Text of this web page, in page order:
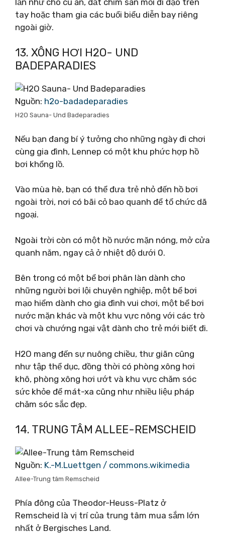
tay hoặc tham gia các buổi biểu diễn bay riêng
ngoài giờ.
13. XÔNG HƠI H2O- UND
BADEPARADIES
Nguồn: h2o-badadeparadies
H2O Sauna- Und Badeparadies
Nếu bạn đang bí ý tưởng cho những ngày đi chơi
cùng gia đình, Lennep có một khu phức hợp hồ
bơi khổng lồ.
Vào mùa hè, bạn có thể đưa trẻ nhỏ đến hồ bơi
ngoài trời, nơi có bãi cỏ bao quanh để tổ chức dã
ngoại.
Ngoài trời còn có một hồ nước mặn nóng, mở cửa
quanh năm, ngay cả ở nhiệt độ dưới 0.
Bên trong có một bể bơi phân làn dành cho
những người bơi lội chuyên nghiệp, một bể bơi
mạo hiểm dành cho gia đình vui chơi, một bể bơi
nước mặn khác và một khu vực nông với các trò
chơi và chướng ngại vật dành cho trẻ mới biết đi.
H2O mang đến sự nuông chiều, thư giãn cũng
như tập thể dục, đồng thời có phòng xông hơi
khô, phòng xông hơi ướt và khu vực chăm sóc
sức khỏe để mát-xa cũng như nhiều liệu pháp
chăm sóc sắc đẹp.
14. TRUNG TÂM ALLEE-REMSCHEID
Nguồn: K.-M.Luettgen / commons.wikimedia
Allee-Trung tâm Remscheid
Phía đông của Theodor-Heuss-Platz ở
Remscheid là vị trí của trung tâm mua sắm lớn
nhất ở Bergisches Land.